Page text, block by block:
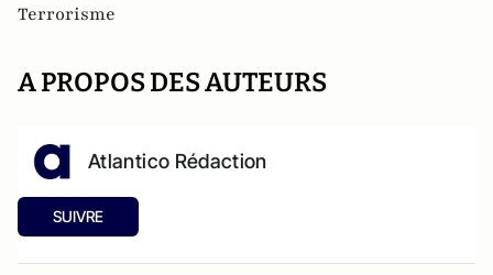
Terrorisme
A PROPOS DES AUTEURS
Atlantico Rédaction
SUIVRE